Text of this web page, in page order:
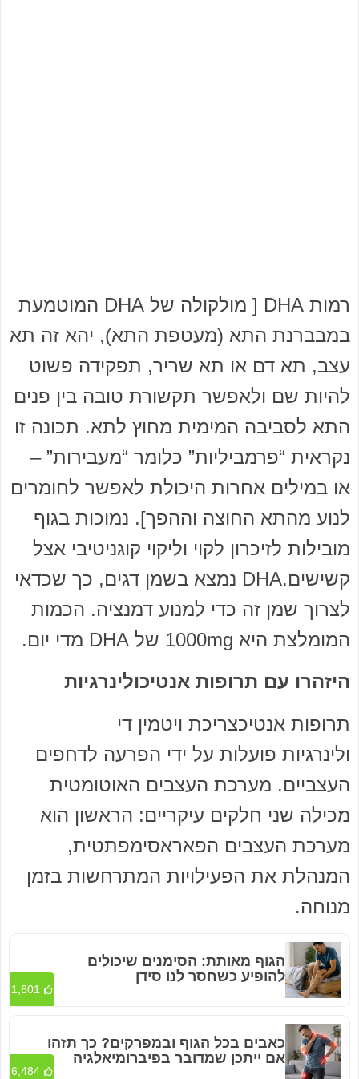
רמות DHA [ מולקולה של DHA המוטמעת
במבברנת התא (מעטפת התא), יהא זה תא
עצב, תא דם או תא שריר, תפקידה פשוט
להיות שם ולאפשר תקשורת טובה בין פנים
התא לסביבה המימית מחוץ לתא. תכונה זו
נקראית “פרמביליות” כלומר “מעבירות” –
או במילים אחרות היכולת לאפשר לחומרים
לנוע מהתא החוצה וההפך]. נמוכות בגוף
מובילות לזיכרון לקוי וליקוי קוגניטיבי אצל
קשישים.DHA נמצא בשמן דגים, כך שכדאי
לצרוך שמן זה כדי למנוע דמנציה. הכמות
המומלצת היא 1000mg של DHA מדי יום.
היזהרו עם תרופות אנטיכולינרגיות
תרופות אנטיכצריכת ויטמין די
ולינרגיות פועלות על ידי הפרעה לדחפים
העצביים. מערכת העצבים האוטומטית
מכילה שני חלקים עיקריים: הראשון הוא
מערכת העצבים הפאראסימפתטית,
המנהלת את הפעילויות המתרחשות בזמן
מנוחה.
הגוף מאותת: הסימנים שיכולים
להופיע כשחסר לנו סידן
1,601
כאבים בכל הגוף ובמפרקים? כך תזהו
אם ייתכן שמדובר בפיברומיאלגיה
6,484